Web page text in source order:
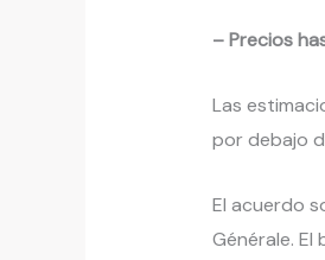
– Precios
Las
por debajo
El acuerdo
Générale.